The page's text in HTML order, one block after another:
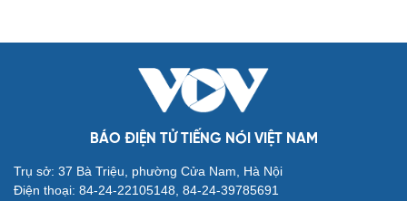
BÁO ĐIỆN TỬ TIẾNG NÓI VIỆT NAM
Trụ sở: 37 Bà Triệu, phường Cửa Nam, Hà Nội
Điện thoại: 84-24-22105148, 84-24-39785691